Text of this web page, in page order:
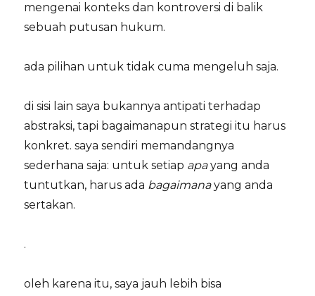
mengenai konteks dan kontroversi di balik
sebuah putusan hukum.
ada pilihan untuk tidak cuma mengeluh saja.
di sisi lain saya bukannya antipati terhadap
abstraksi, tapi bagaimanapun strategi itu harus
konkret. saya sendiri memandangnya
sederhana saja: untuk setiap apayang anda
tuntutkan, harus ada bagaimanayang anda
sertakan.
.
oleh karena itu, saya jauh lebih bisa